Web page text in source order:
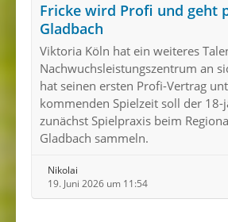
Fricke wird Profi und geht
Gladbach
Viktoria Köln hat ein weiteres
Nachwuchsleistungszentrum an
hat seinen ersten Profi-Vertrag
kommenden Spielzeit soll der
zunächst Spielpraxis beim
Gladbach sammeln.
Nikolai
19. Juni 2026 um 11:54